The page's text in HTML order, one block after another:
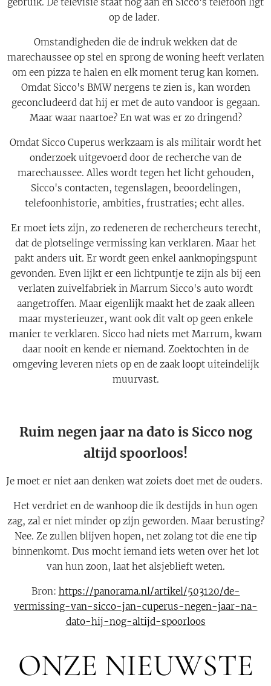
gebruik. De televisie staat nog aan en Sicco's telefoon ligt
op de lader.
Omstandigheden die de indruk wekken dat de
marechaussee op stel en sprong de woning heeft verlaten
om een pizza te halen en elk moment terug kan komen.
Omdat Sicco's BMW nergens te zien is, kan worden
geconcludeerd dat hij er met de auto vandoor is gegaan.
Maar waar naartoe? En wat was er zo dringend?
Omdat Sicco Cuperus werkzaam is als militair wordt het
onderzoek uitgevoerd door de recherche van de
marechaussee. Alles wordt tegen het licht gehouden,
Sicco's contacten, tegenslagen, beoordelingen,
telefoonhistorie, ambities, frustraties; echt alles.
Er moet iets zijn, zo redeneren de rechercheurs terecht,
dat de plotselinge vermissing kan verklaren. Maar het
pakt anders uit. Er wordt geen enkel aanknopingspunt
gevonden. Even lijkt er een lichtpuntje te zijn als bij een
verlaten zuivelfabriek in Marrum Sicco's auto wordt
aangetroffen. Maar eigenlijk maakt het de zaak alleen
maar mysterieuzer, want ook dit valt op geen enkele
manier te verklaren. Sicco had niets met Marrum, kwam
daar nooit en kende er niemand. Zoektochten in de
omgeving leveren niets op en de zaak loopt uiteindelijk
muurvast.
Ruim negen jaar na dato is Sicco nog
altijd spoorloos!
Je moet er niet aan denken wat zoiets doet met de ouders.
Het verdriet en de wanhoop die ik destijds in hun ogen
zag, zal er niet minder op zijn geworden. Maar berusting?
Nee. Ze zullen blijven hopen, net zolang tot die ene tip
binnenkomt. Dus mocht iemand iets weten over het lot
van hun zoon, laat het alsjeblieft weten.
Bron: https://panorama.nl/artikel/503120/de-
vermissing-van-sicco-jan-cuperus-negen-jaar-na-
dato-hij-nog-altijd-spoorloos
ONZE NIEUWSTE